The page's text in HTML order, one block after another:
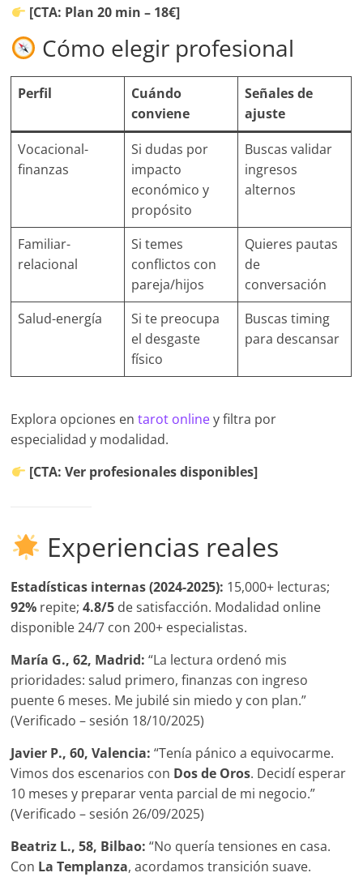
[CTA: Plan 20 min – 18€]
Cómo elegir profesional
Perfil
Cuándo
conviene
Señales de
ajuste
Vocacional-
finanzas
Si dudas por
impacto
económico y
propósito
Buscas validar
ingresos
alternos
Familiar-
relacional
Si temes
conflictos con
pareja/hijos
Quieres pautas
de
conversación
Salud-energía
Si te preocupa
el desgaste
físico
Buscas timing
para descansar
Explora opciones entarot onliney filtra por
especialidad y modalidad.
[CTA: Ver profesionales disponibles]
Experiencias reales
Estadísticas internas (2024-2025): 15,000+ lecturas;
92% repite;4.8/5 de satisfacción. Modalidad online
disponible 24/7 con 200+ especialistas.
María G., 62, Madrid: “La lectura ordenó mis
prioridades: salud primero, finanzas con ingreso
puente 6 meses. Me jubilé sin miedo y con plan.”
(Verificado – sesión 18/10/2025)
Javier P., 60, Valencia: “Tenía pánico a equivocarme.
Vimos dos escenarios con Dos de Oros. Decidí esperar
10 meses y preparar venta parcial de mi negocio.”
(Verificado – sesión 26/09/2025)
Beatriz L., 58, Bilbao: “No quería tensiones en casa.
Con La Templanza, acordamos transición suave.